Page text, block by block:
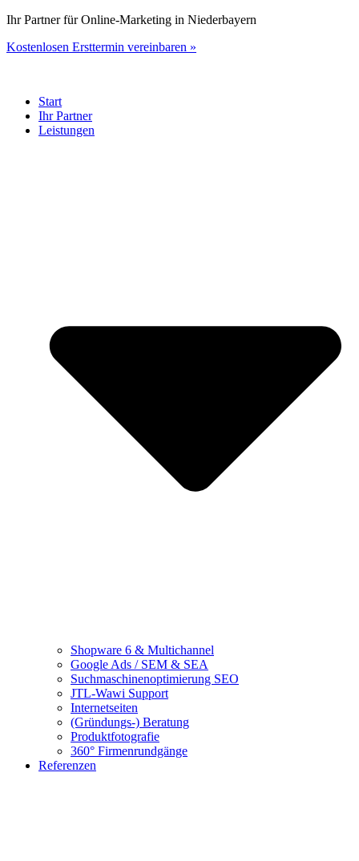
Zum
springen
Ihr Partner für Online-Marketing in Niederbayern
Kostenlosen Ersttermin vereinbaren »
Start
Ihr Partner
Leistungen
Shopware 6 & Multichannel
Google Ads / SEM & SEA
Suchmaschinenoptimierung SEO
JTL-Wawi Support
Internetseiten
(Gründungs-) Beratung
Produktfotografie
360° Firmenrundgänge
Referenzen